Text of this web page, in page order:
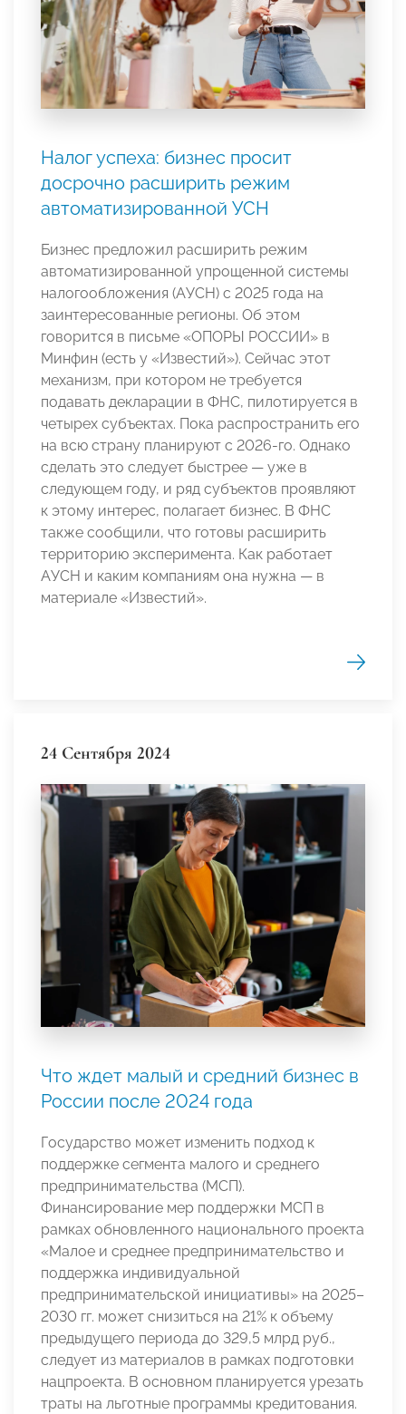
Налог успеха: бизнес просит
досрочно расширить режим
автоматизированной УСН
Бизнес предложил расширить режим
автоматизированной упрощенной системы
налогообложения (АУСН) с 2025 года на
заинтересованные регионы. Об этом
говорится в письме «ОПОРЫ РОССИИ» в
Минфин (есть у «Известий»). Сейчас этот
механизм, при котором не требуется
подавать декларации в ФНС, пилотируется в
четырех субъектах. Пока распространить его
на всю страну планируют с 2026-го. Однако
сделать это следует быстрее — уже в
следующем году, и ряд субъектов проявляют
к этому интерес, полагает бизнес. В ФНС
также сообщили, что готовы расширить
территорию эксперимента. Как работает
АУСН и каким компаниям она нужна — в
материале «Известий».
24 Сентября 2024
Что ждет малый и средний бизнес в
России после 2024 года
Государство может изменить подход к
поддержке сегмента малого и среднего
предпринимательства (МСП).
Финансирование мер поддержки МСП в
рамках обновленного национального проекта
«Малое и среднее предпринимательство и
поддержка индивидуальной
предпринимательской инициативы» на 2025–
2030 гг. может снизиться на 21% к объему
предыдущего периода до 329,5 млрд руб.,
следует из материалов в рамках подготовки
нацпроекта. В основном планируется урезать
траты на льготные программы кредитования.